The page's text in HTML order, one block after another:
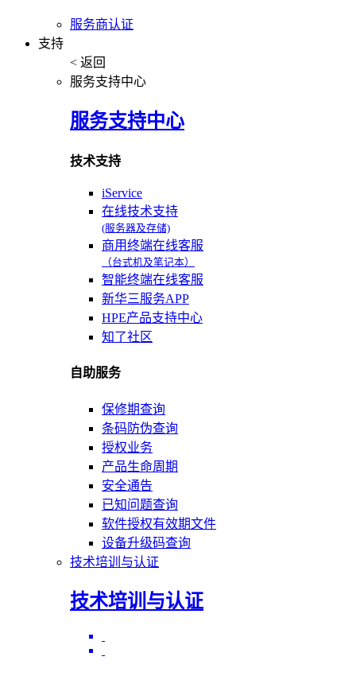
服务商认证
支持
< 返回
服务支持中心
服务支持中心
技术支持
iService
在线技术支持
(服务器及存储)
商用终端在线客服
（台式机及笔记本）
智能终端在线客服
新华三服务APP
HPE产品支持中心
知了社区
自助服务
保修期查询
条码防伪查询
授权业务
产品生命周期
安全通告
已知问题查询
软件授权有效期文件
设备升级码查询
技术培训与认证
技术培训与认证